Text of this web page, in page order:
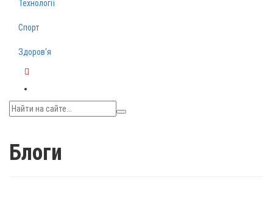
Технології
Спорт
Здоров‘я
Блоги